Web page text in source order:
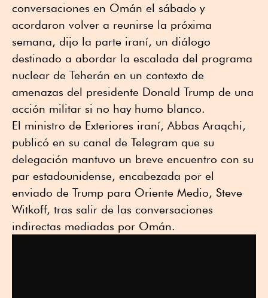
conversaciones en Omán el sábado y
acordaron volver a reunirse la próxima
semana, dijo la parte iraní, un diálogo
destinado a abordar la escalada del programa
nuclear de Teherán en un contexto de
amenazas del presidente Donald Trump de una
acción militar si no hay humo blanco.
El ministro de Exteriores iraní, Abbas Araqchi,
publicó en su canal de Telegram que su
delegación mantuvo un breve encuentro con su
par estadounidense, encabezada por el
enviado de Trump para Oriente Medio, Steve
Witkoff, tras salir de las conversaciones
indirectas mediadas por Omán.